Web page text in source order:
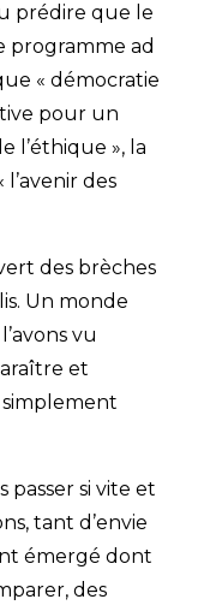
prédire que le
programme ad
« démocratie
pour un
l’éthique », la
des
des brèches
Un monde
vu
et
passer si vite et
tant d’envie
émergé dont
des